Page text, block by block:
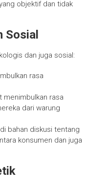
objektif dan tidak
Sosial
dan juga sosial:
rasa
menimbulkan rasa
dari warung
bahan diskusi tentang
konsumen dan juga